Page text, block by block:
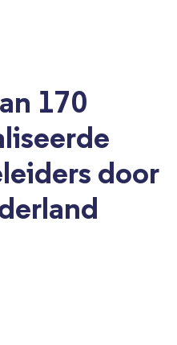
170
door